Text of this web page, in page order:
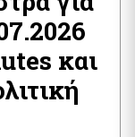
και